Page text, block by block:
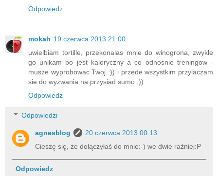
Odpowiedz
mokah 19 czerwca 2013 21:00
uwielbiam tortille, przekonalas mnie do winogrona, zwykle
go unikam bo jest kaloryczny a co odnosnie treningow -
musze wyprobowac Twoj :)) i przede wszystkim przylaczam
sie do wyzwania na przysiad sumo :))
Odpowiedz
Odpowiedzi
agnesblog
20 czerwca 2013 00:13
Cieszę się, że dołączyłaś do mnie:-) we dwie raźniej:P
Odpowiedz